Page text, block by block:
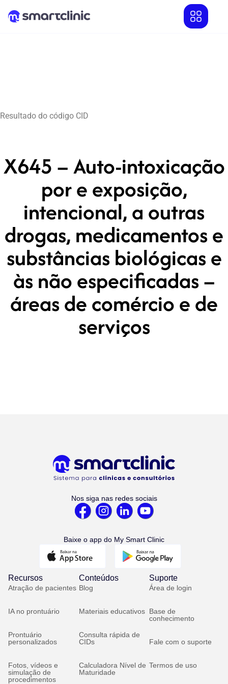
Resultado do código CID
X645 – Auto-intoxicação
por e exposição,
intencional, a outras
drogas, medicamentos e
substâncias biológicas e
às não especificadas –
áreas de comércio e de
serviços
Nos siga nas redes sociais
Baixe o app do My Smart Clinic
Recursos
Atração de pacientes
IA no prontuário
Prontuário
personalizados
Fotos, vídeos e
simulação de
procedimentos
Conteúdos
Blog
Materiais educativos
Consulta rápida de
CIDs
Calculadora Nível de
Maturidade
Suporte
Área de login
Base de
conhecimento
Fale com o suporte
Termos de uso